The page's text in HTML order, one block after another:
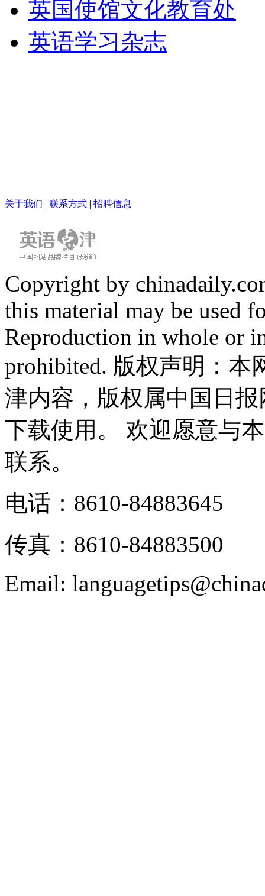
英国使馆文化教育处
英语学习杂志
关于我们 | 联系方式 | 招聘信息
Copyright by
this material may be used
Reproduction in whole or
prohibited. 版权声明：
津内容，版权属中国日
下载使用。 欢迎愿意与
联系。
电话：8610-84883645
传真：8610-84883500
Email: